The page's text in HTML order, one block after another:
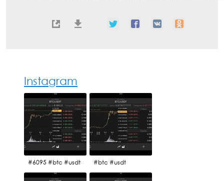
Instagram
#6095 #btc #usdt #btc #usdt